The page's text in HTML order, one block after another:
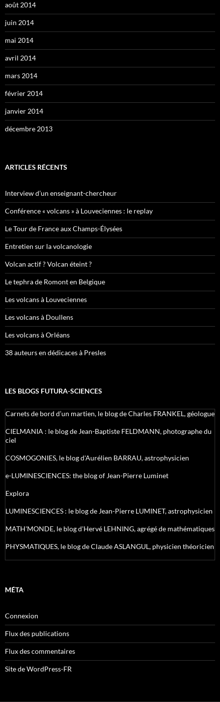
août 2014
juin 2014
mai 2014
avril 2014
mars 2014
février 2014
janvier 2014
décembre 2013
ARTICLES RÉCENTS
Interview d’un enseignant-chercheur
Conférence « volcans » à Louveciennes : le replay
Le Tour de France aux Champs-Élysées
Entretien sur la volcanologie
Volcan actif ? Volcan éteint ?
Le tephra de Romont en Belgique
Les volcans à Louveciennes
Les volcans à Doullens
Les volcans à Orléans
38 auteurs en dédicaces à Presles
LES BLOGS FUTURA-SCIENCES
Carnets de bord d’un martien, le blog de Charles FRANKEL, géologue
CIELMANIA : le blog de Jean-Baptiste FELDMANN, photographe du
ciel
COSMOGONIES, le blog d'Aurélien BARRAU, astrophysicien
e-LUMINESCIENCES: the blog of Jean-Pierre Luminet
Explora
LUMINESCIENCES : le blog de Jean-Pierre LUMINET, astrophysicien
MATH'MONDE, le blog d'Hervé LEHNING, agrégé de mathématiques
PHYSMATIQUES, le blog de Claude ASLANGUL, physicien théoricien
MÉTA
Connexion
Flux des publications
Flux des commentaires
Site de WordPress-FR